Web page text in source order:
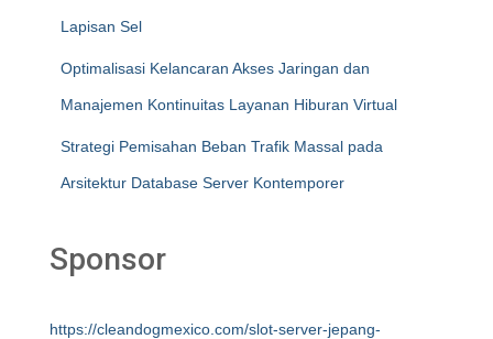
Lapisan Sel
Optimalisasi Kelancaran Akses Jaringan dan
Manajemen Kontinuitas Layanan Hiburan Virtual
Strategi Pemisahan Beban Trafik Massal pada
Arsitektur Database Server Kontemporer
Sponsor
https://cleandogmexico.com/slot-server-jepang-